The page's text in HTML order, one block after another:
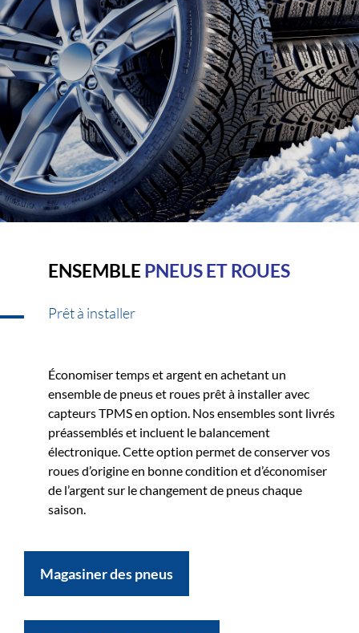
ENSEMBLEPNEUS ET ROUES
Prêt à installer
Économiser temps et argent en achetant un
ensemble de pneus et roues prêt à installer avec
capteurs TPMS en option. Nos ensembles sont livrés
préassemblés et incluent le balancement
électronique. Cette option permet de conserver vos
roues d’origine en bonne condition et d’économiser
de l’argent sur le changement de pneus chaque
saison.
Magasiner des pneus